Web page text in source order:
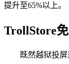
提升至65%以上。
TrollStore
既然越狱投